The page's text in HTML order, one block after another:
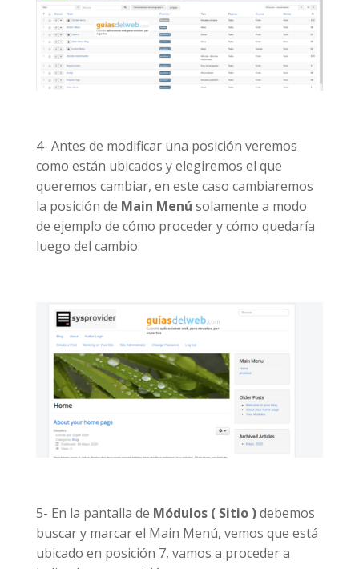
4- Antes de modificar una posición veremos
como están ubicados y elegiremos el que
queremos cambiar, en este caso cambiaremos
la posición de Main Menú solamente a modo
de ejemplo de cómo proceder y cómo quedaría
luego del cambio.
5- En la pantalla de Módulos ( Sitio )debemos
buscar y marcar el Main Menú, vemos que está
ubicado en posición 7, vamos a proceder a